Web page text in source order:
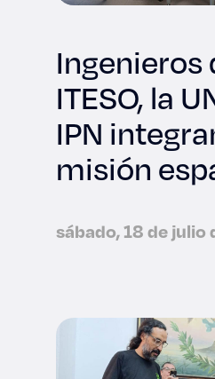
Ingenieros
ITESO, la
IPN
misión
sábado, 18 de julio